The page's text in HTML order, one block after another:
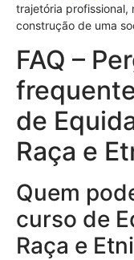
trajetória profissional,
construção de uma
FAQ –
de
Raça e
Quem
curso de
Raça e